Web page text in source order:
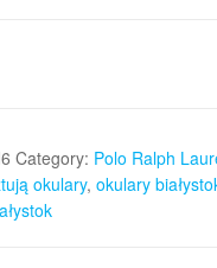
Category: Polo Ralph
okulary, okulary